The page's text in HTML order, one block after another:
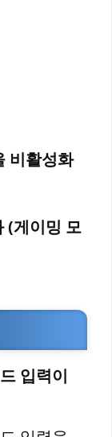
비활성화
(게이밍 모
입력이